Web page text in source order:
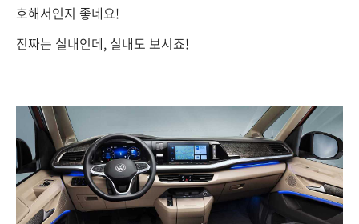
호해서인지 좋네요!
진짜는 실내인데, 실내도 보시죠!